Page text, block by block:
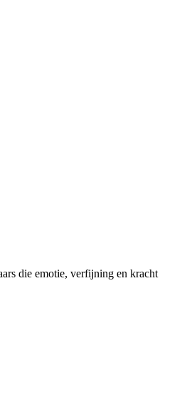
die emotie, verfijning en kracht
Bellini in Florence, gevolgd door Arte